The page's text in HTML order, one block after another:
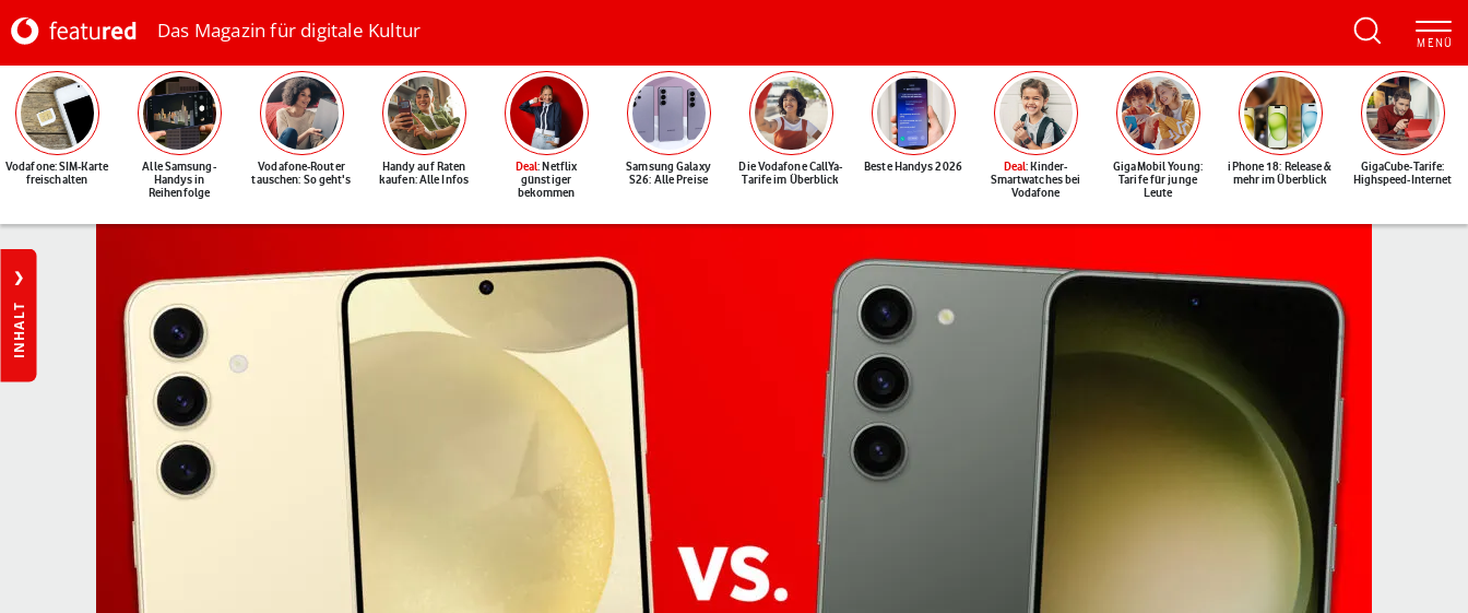
Das Magazin für digitale Kultur
Vodafone: SIM-Karte
freischalten
Alle Samsung-
Handys in
Reihenfolge
Vodafone-Router
tauschen: So geht's
Handy auf Raten
kaufen: Alle Infos
Deal: Netflix
günstiger
bekommen
Samsung Galaxy
S26: Alle Preise
Die Vodafone CallYa-
Tarife im Überblick
Beste Handys 2026 Deal: Kinder-
Smartwatches bei
Vodafone
GigaMobil Young:
Tarife für junge
Leute
iPhone 18: Release &
mehr im Überblick
GigaCube-Tarife:
Highspeed-Internet
INHALT